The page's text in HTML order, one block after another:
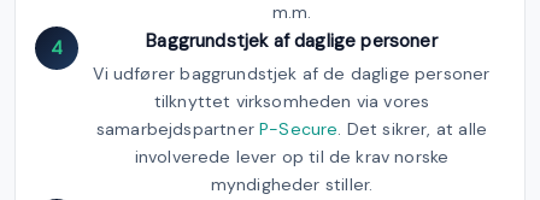
m.m.
4 Baggrundstjek af daglige personer
Vi udfører baggrundstjek af de daglige personer
tilknyttet virksomheden via vores
samarbejdspartnerP-Secure. Det sikrer, at alle
involverede lever op til de krav norske
myndigheder stiller.